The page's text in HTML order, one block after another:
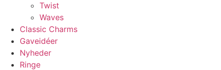
Twist
Waves
Classic Charms
Gaveidéer
Nyheder
Ringe